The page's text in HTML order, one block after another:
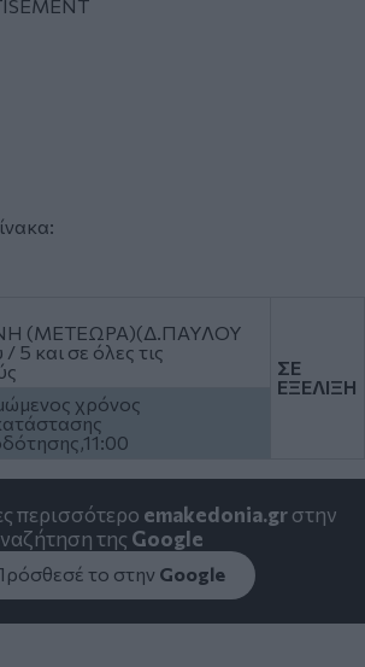
(ΜΕΤΕΩΡΑ)(Δ.ΠΑΥΛΟΥ
και σε όλες τις
ΣΕ
ΕΞΕΛΙΞΗ
χρόνος
περισσότερο emakedonia.grστην
της Google
το στην Google